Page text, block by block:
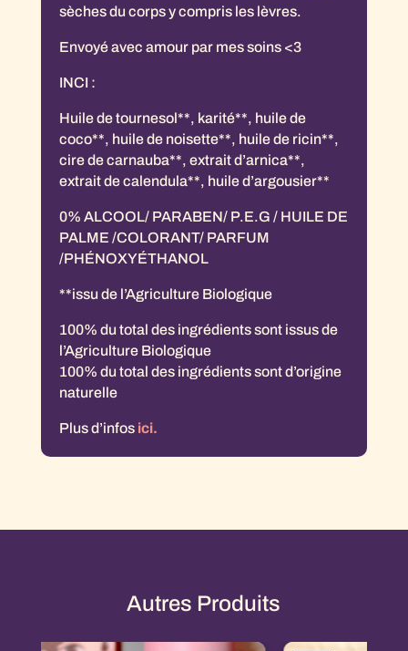
sèches du corps y compris les lèvres.
Envoyé avec amour par mes soins <3
INCI :
Huile de tournesol**, karité**, huile de
coco**, huile de noisette**, huile de ricin**,
cire de carnauba**, extrait d’arnica**,
extrait de calendula**, huile d’argousier**
0% ALCOOL/ PARABEN/ P.E.G / HUILE DE
PALME /COLORANT/ PARFUM
/PHÉNOXYÉTHANOL
**issu de l’Agriculture Biologique
100% du total des ingrédients sont issus de
l’Agriculture Biologique
100% du total des ingrédients sont d’origine
naturelle
Plus d’infos ici.
Autres Produits